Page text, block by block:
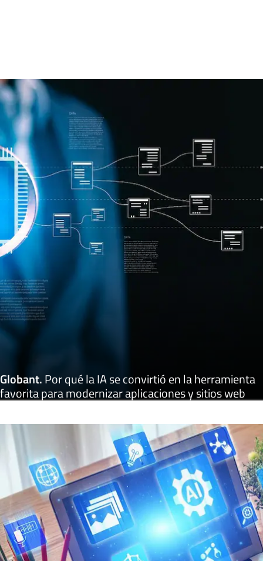
Globant.Por qué la IA se convirtió en la herramienta
favorita para modernizar aplicaciones y sitios web